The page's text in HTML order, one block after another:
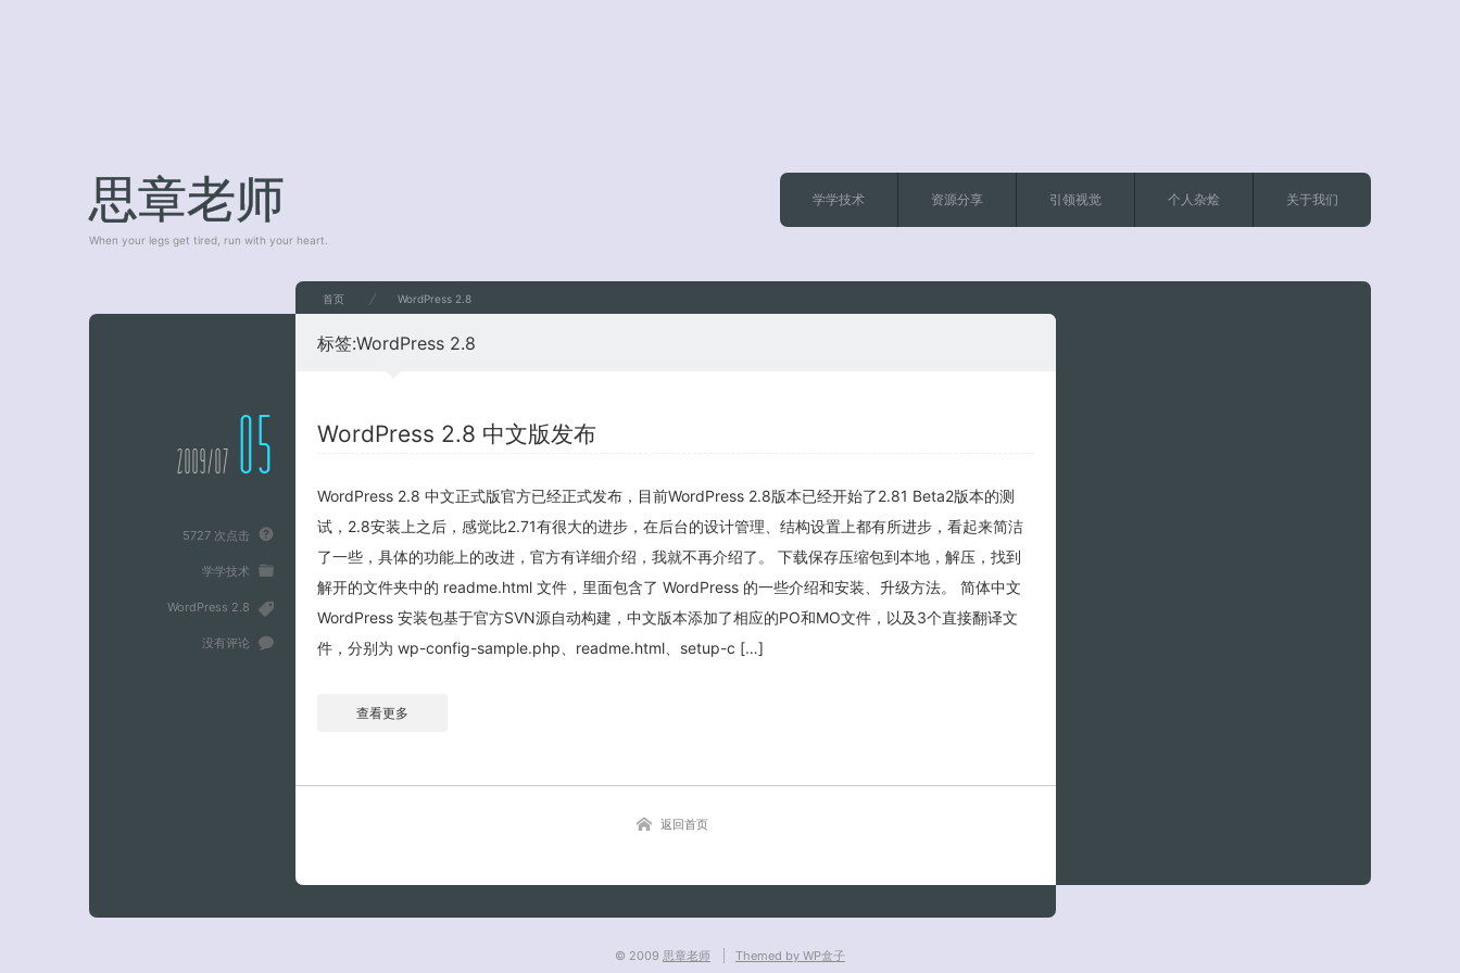
思章老师
When your legs get tired, run with your heart.
学学技术 资源分享 引领视觉 个人杂烩 关于我们
首页 WordPress 2.8
标签:WordPress 2.8
WordPress 2.8 中文版发布
WordPress 2.8 中文正式版官方已经正式发布，目前WordPress 2.8版本已经开始了2.81 Beta2版本的测
试，2.8安装上之后，感觉比2.71有很大的进步，在后台的设计管理、结构设置上都有所进步，看起来简洁
了一些，具体的功能上的改进，官方有详细介绍，我就不再介绍了。 下载保存压缩包到本地，解压，找到
解开的文件夹中的 readme.html 文件，里面包含了 WordPress 的一些介绍和安装、升级方法。 简体中文
WordPress 安装包基于官方SVN源自动构建，中文版本添加了相应的PO和MO文件，以及3个直接翻译文
件，分别为 wp-config-sample.php、readme.html、setup-c […]
查看更多
2009/07 05
5727 次点击
学学技术
WordPress 2.8
没有评论
返回首页
© 2009 思章老师 Themed by WP盒子
关闭弹窗